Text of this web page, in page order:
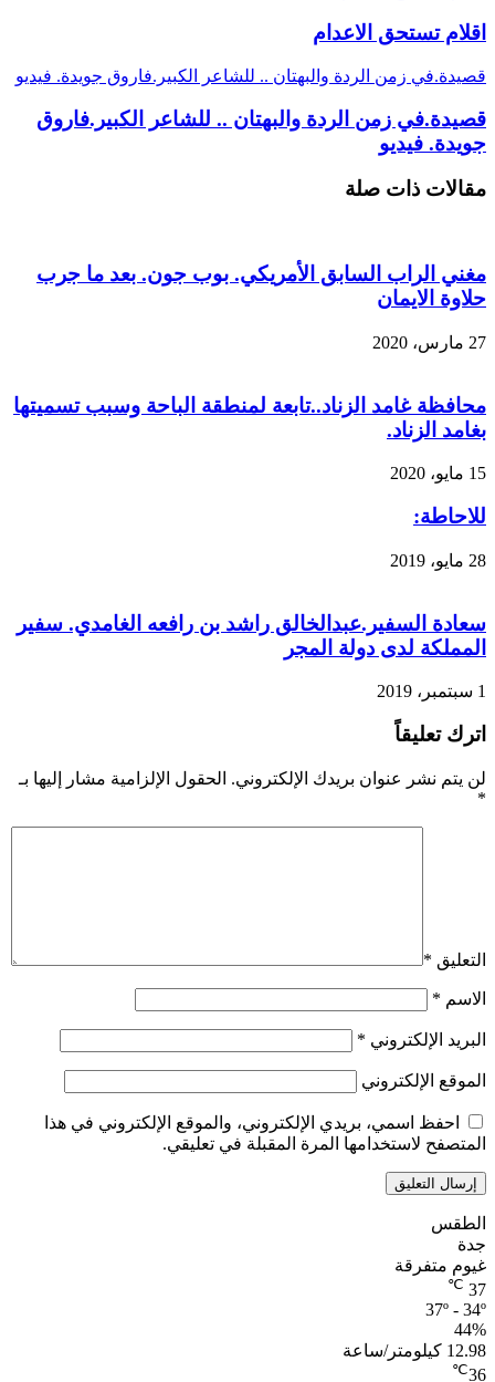
اقلام تستحق الاعدام
قصيدة.في زمن الردة والبهتان .. للشاعر الكبير.فاروق جويدة. فيديو
قصيدة.في زمن الردة والبهتان .. للشاعر الكبير.فاروق
جويدة. فيديو
مقالات ذات صلة
مغني الراب السابق الأمريكي. بوب جون. بعد ما جرب
حلاوة الايمان
27 مارس، 2020
محافظة غامد الزناد..تابعة لمنطقة الباحة وسبب تسميتها
بغامد الزناد.
15 مايو، 2020
للاحاطة:
28 مايو، 2019
سعادة السفير.عبدالخالق راشد بن رافعه الغامدي. سفير
المملكة لدى دولة المجر
1 سبتمبر، 2019
اترك تعليقاً
لن يتم نشر عنوان بريدك الإلكتروني. الحقول الإلزامية مشار إليها بـ
*
التعليق *
الاسم *
البريد الإلكتروني *
الموقع الإلكتروني
احفظ اسمي، بريدي الإلكتروني، والموقع الإلكتروني في هذا
المتصفح لاستخدامها المرة المقبلة في تعليقي.
الطقس
جدة
غيوم متفرقة
37
℃
37º - 34º
44%
12.98 كيلومتر/ساعة
36
℃